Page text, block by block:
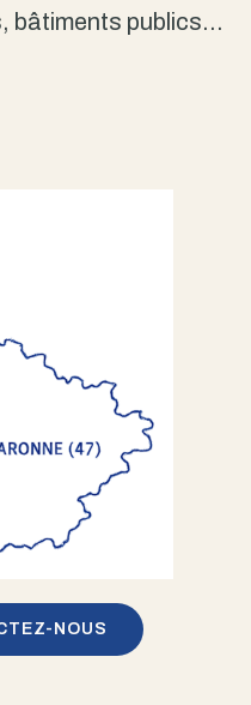
bâtiments publics…
NOUS